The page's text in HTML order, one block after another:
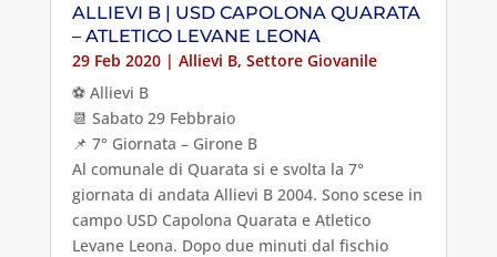
ALLIEVI B | USD CAPOLONA QUARATA
– ATLETICO LEVANE LEONA
29 Feb 2020| Allievi B, Settore Giovanile
⚽️ Allievi B
📆 Sabato 29 Febbraio
📌 7° Giornata – Girone B
Al comunale di Quarata si e svolta la 7°
giornata di andata Allievi B 2004. Sono scese in
campo USD Capolona Quarata e Atletico
Levane Leona. Dopo due minuti dal fischio